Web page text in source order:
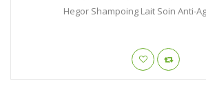
Hegor Shampoing Lait Soin Anti-